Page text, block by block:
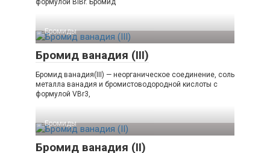
формулой BiBr. Бромид
Бромиды‎
Бромид ванадия (III)
Бромид ванадия(III) — неорганическое соединение, соль
металла ванадия и бромистоводородной кислоты с
формулой VBr3,
Бромиды‎
Бромид ванадия (II)